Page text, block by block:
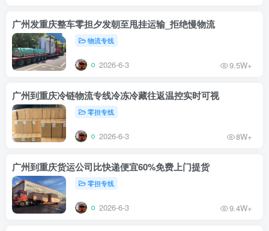
广州发重庆整车零担夕发朝至甩挂运输_拒绝慢物流
物流专线
2026-6-3 9.5W+
广州到重庆冷链物流专线冷冻冷藏往返温控实时可视
零担专线
2026-6-3 8W+
广州到重庆货运公司比快递便宜60%免费上门提货
零担专线
2026-6-3 9.4W+